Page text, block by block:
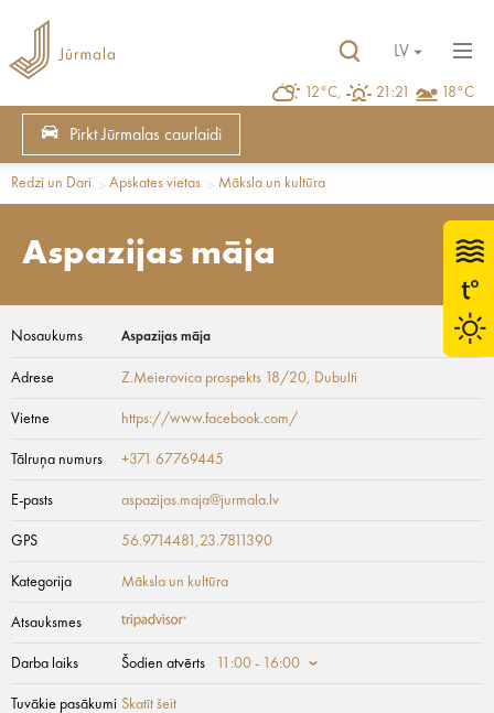
12°C, 21:21 18°C
LV
Pirkt Jūrmalas caurlaidi
Redzi un Dari Apskates vietas Māksla un kultūra
Aspazijas māja
Nosaukums Aspazijas māja
Adrese Z.Meierovica prospekts 18/20, Dubulti
Vietne https://www.facebook.com/
Tālruņa numurs +371 67769445
E-pasts aspazijas.maja@jurmala.lv
GPS 56.9714481,23.7811390
Kategorija Māksla un kultūra
Atsauksmes
Darba laiks Šodien atvērts 11:00 - 16:00
Tuvākie pasākumi Skatīt šeit